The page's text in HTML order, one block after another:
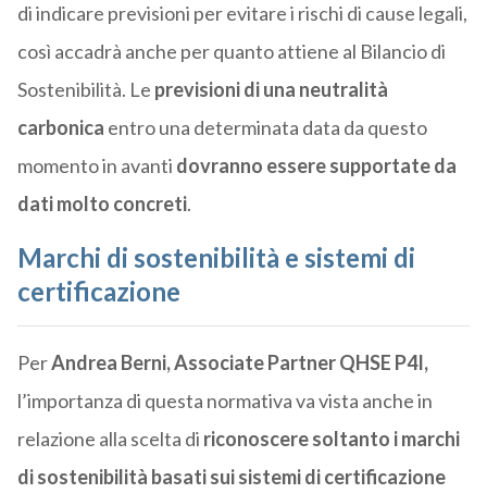
di indicare previsioni per evitare i rischi di cause legali,
così accadrà anche per quanto attiene al Bilancio di
Sostenibilità. Le previsioni di una neutralità
carbonica entro una determinata data da questo
momento in avanti dovranno essere supportate da
dati molto concreti.
Marchi di sostenibilità e sistemi di
certificazione
PerAndrea Berni, Associate Partner QHSE P4I,
l’importanza di questa normativa va vista anche in
relazione alla scelta di riconoscere soltanto i marchi
di sostenibilità basati sui sistemi di certificazione